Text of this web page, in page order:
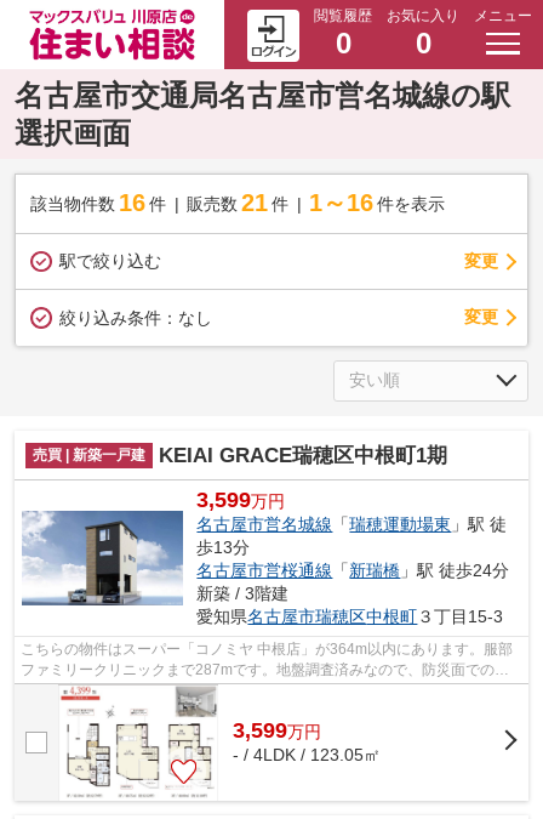
閲覧履歴
0
お気に入り
0
メニュー
名古屋市交通局名古屋市営名城線の駅
選択画面
該当物件数 16件 販売数 21 件 1～16 件を表示
駅で絞り込む 変更
絞り込み条件： なし 変更
売買 | 新築一戸建 KEIAI GRACE瑞穂区中根町1期
3,599万円
名古屋市営名城線 「瑞穂運動場東 」駅 徒
歩13分
名古屋市営桜通線 「新瑞橋 」駅 徒歩24分
新築 / 3階建
愛知県名古屋市瑞穂区中根町３丁目15-3
こちらの物件はスーパー「コノミヤ 中根店」が364m以内にあります。服部
ファミリークリニックまで287mです。地盤調査済みなので、防災面での安
心感が増します。夢のマイホームは思い切...
3,599万円
- / 4LDK / 123.05㎡